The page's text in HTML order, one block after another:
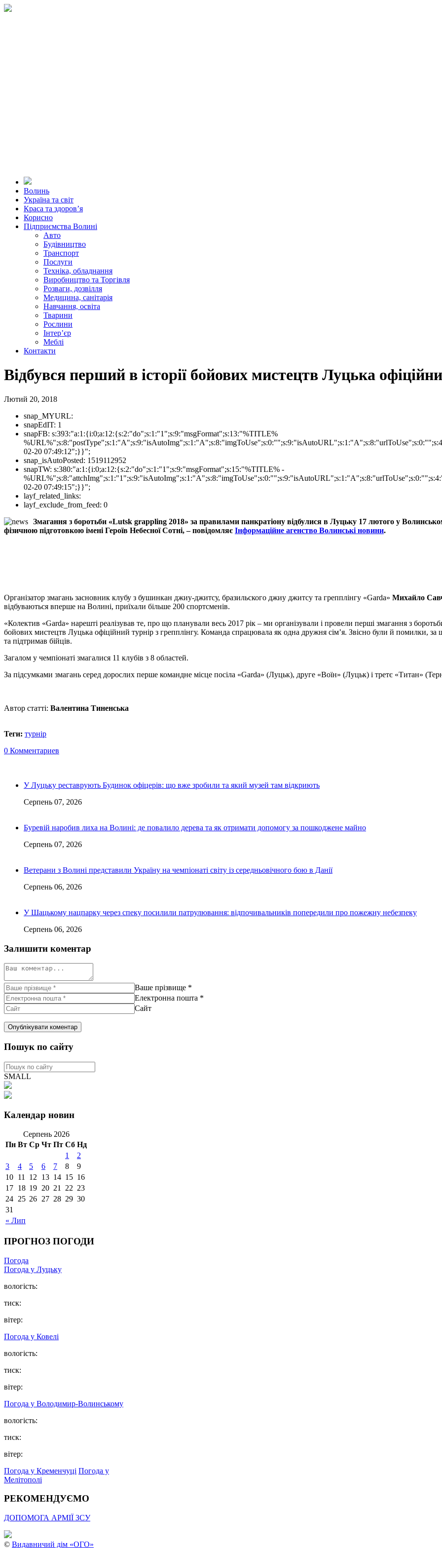
Волинь
Україна та світ
Краса та здоров’я
Корисно
Підприємства Волині
Авто
Будівництво
Транспорт
Послуги
Техніка, обладнання
Виробництво та Торгівля
Розваги, дозвілля
Медицина, санітарія
Навчання, освіта
Тварини
Рослини
Інтер’єр
Меблі
Контакти
Відбувся перший в історії бойових мистецтв Луцька
Лютий 20, 2018
snap_MYURL:
snapEdIT: 1
snapFB: s:393:"a:1:{i:0;a:12:{s:2:"do";s:1:"1";s:9:"msgFormat";s:13:"%TITLE%
02-20 07:49:12";}}";
snap_isAutoPosted: 1519112952
snapTW: s:380:"a:1:{i:0;a:12:{s:2:"do";s:1:"1";s:9:"msgFormat";s:15:"%TITLE% -
02-20 07:49:15";}}";
layf_related_links:
layf_exclude_from_feed: 0
Змагання з боротьби «Lutsk grappling 2018» за правилами панкратіону відбулися в Луцьку 17 лютого у
фізичною підготовкою імені Героїв Небесної Сотні, – повідомляє Інформаційне агенство Волинські новини.
Організатор змагань засновник клубу з бушинкан джиу-джитсу, бразильского джиу джитсу та грепплінгу «Garda» Михайло
відбуваються вперше на Волині, приїхали більше 200 спортсменів.
«Колектив «Garda» нарешті реалізував те, про що планували весь 2017 рік – ми організували і провели перші змагання з
бойових мистецтв Луцька офіційний турнір з грепплінгу. Команда спрацювала як одна дружня сім’я. Звісно були й помилки,
та підтримав бійців.
Загалом у чемпіонаті змагалися 11 клубів з 8 областей.
За підсумками змагань серед дорослих перше командне місце посіла «Garda» (Луцьк), друге «Воїн» (Луцьк) і третє «Титан»
Автор статті: Валентина Тиненська
Теги: турнір
0 Комментариев
У Луцьку реставрують Будинок офіцерів: що вже зробили та який музей там відкриють
Серпень 07, 2026
Буревій наробив лиха на Волині: де повалило дерева та як отримати допомогу за пошкоджене майно
Серпень 07, 2026
Ветерани з Волині представили Україну на чемпіонаті світу із середньовічного бою в Данії
Серпень 06, 2026
У Шацькому нацпарку через спеку посилили патрулювання: відпочивальників попередили про пожежну небезпеку
Серпень 06, 2026
Залишити коментар
Ваше прізвище *
Електронна пошта *
Сайт
Пошук по сайту
SMALL
Календар новин
Серпень 2026
Пн Вт Ср Чт Пт Сб Нд
« Лип
1
2
3
4 5 6 7 8
9
10 11 12 13 14 15 16
17 18 19 20 21 22 23
24 25 26 27 28 29 30
31
ПРОГНОЗ ПОГОДИ
Погода
Погода у Луцьку
вологість:
тиск:
вітер:
Погода у Ковелі
вологість:
тиск:
вітер:
Погода у Володимир-Волинському
вологість:
тиск:
вітер:
Погода у Кременчуці Погода у
Мелітополі
РЕКОМЕНДУЄМО
ДОПОМОГА АРМІЇ ЗСУ
© Видавничий дім «ОГО»